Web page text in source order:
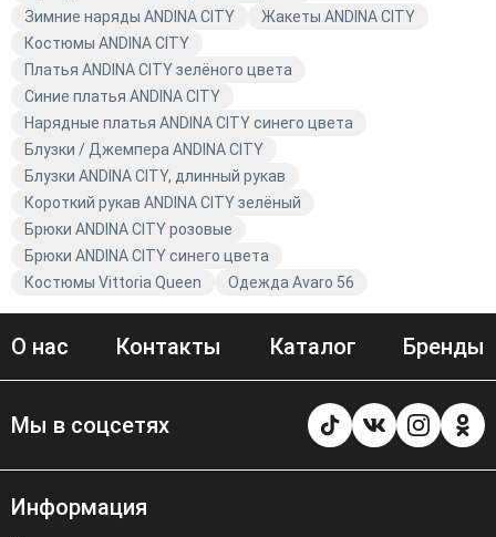
Зимние наряды ANDINA CITY
Жакеты ANDINA CITY
Костюмы ANDINA CITY
Платья ANDINA CITY зелёного цвета
Синие платья ANDINA CITY
Нарядные платья ANDINA CITY синего цвета
Блузки / Джемпера ANDINA CITY
Блузки ANDINA CITY, длинный рукав
Короткий рукав ANDINA CITY зелёный
Брюки ANDINA CITY розовые
Брюки ANDINA CITY синего цвета
Костюмы Vittoria Queen
Одежда Avaro 56
О нас Контакты Каталог Бренды
Мы в соцсетях
Информация